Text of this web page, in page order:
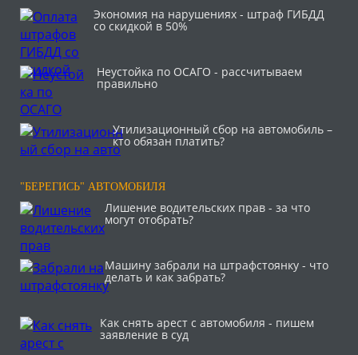
Экономия на нарушениях - штраф ГИБДД
со скидкой в 50%
Неустойка по ОСАГО - рассчитываем
правильно
Утилизационный сбор на автомобиль –
кто обязан платить?
"БЕРЕГИСЬ" АВТОМОБИЛЯ
Лишение водительских прав - за что
могут отобрать?
Машину забрали на штрафстоянку - что
делать и как забрать?
Как снять арест с автомобиля - пишем
заявление в суд